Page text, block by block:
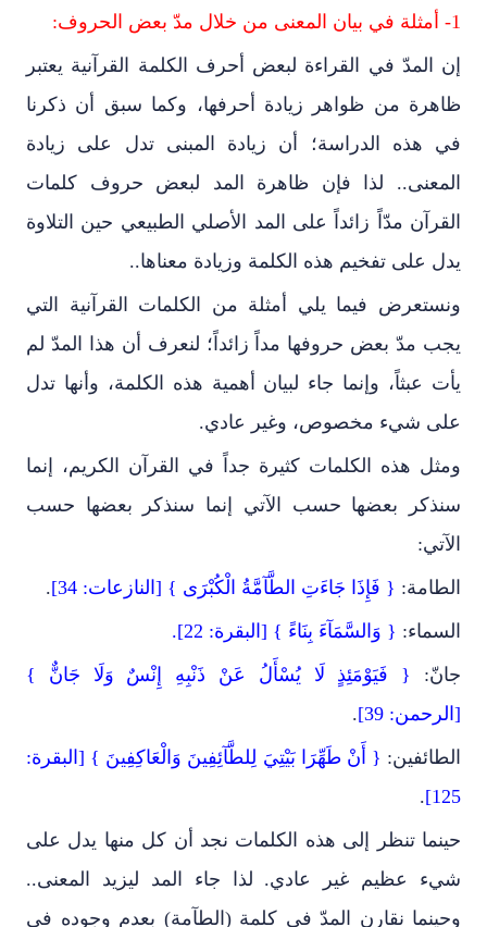
1- أمثلة في بيان المعنى من خلال مدّ بعض الحروف:
إن المدّ في القراءة لبعض أحرف الكلمة القرآنية يعتبر
ظاهرة من ظواهر زيادة أحرفها، وكما سبق أن ذكرنا
في هذه الدراسة؛ أن زيادة المبنى تدل على زيادة
المعنى.. لذا فإن ظاهرة المد لبعض حروف كلمات
القرآن مدّاً زائداً على المد الأصلي الطبيعي حين التلاوة
يدل على تفخيم هذه الكلمة وزيادة معناها..
ونستعرض فيما يلي أمثلة من الكلمات القرآنية التي
يجب مدّ بعض حروفها مداً زائداً؛ لنعرف أن هذا المدّ لم
يأت عبثاً، وإنما جاء لبيان أهمية هذه الكلمة، وأنها تدل
على شيء مخصوص، وغير عادي.
ومثل هذه الكلمات كثيرة جداً في القرآن الكريم، إنما
سنذكر بعضها حسب الآتي إنما سنذكر بعضها حسب
الآتي:
الطامة: { فَإِذَا جَاءَتِ الطَّآمَّةُ الْكُبْرَى } [النازعات: 34]
.
السماء: { وَالسَّمَآءَ بِنَاءً } [البقرة: 22].
جانّ:
{ فَيَوْمَئِذٍ لَا يُسْأَلُ عَنْ ذَنْبِهِ إِنْسٌ وَلَا جَانٌّ }
[الرحمن: 39]
.
الطائفين: { أَنْ طَهِّرَا بَيْتِيَ لِلطَّآئِفِينَ وَالْعَاكِفِينَ } [البقرة:
125]
.
حينما تنظر إلى هذه الكلمات نجد أن كل منها يدل على
شيء عظيم غير عادي. لذا جاء المد ليزيد المعنى..
وحينما نقارن المدّ في كلمة (الطآمة) بعدم وجوده في